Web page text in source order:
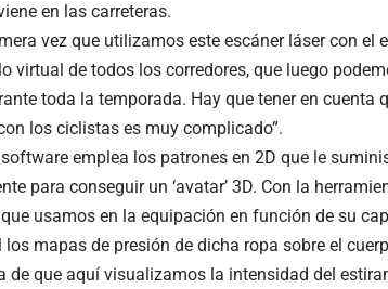
en las carreteras.
vez que utilizamos este escáner láser con el
virtual de todos los corredores, que luego
toda la temporada. Hay que tener en cuenta
los ciclistas es muy complicado”.
emplea los patrones en 2D que le
para conseguir un ‘avatar’ 3D. Con la
usamos en la equipación en función de su
los mapas de presión de dicha ropa sobre el
de que aquí visualizamos la intensidad del